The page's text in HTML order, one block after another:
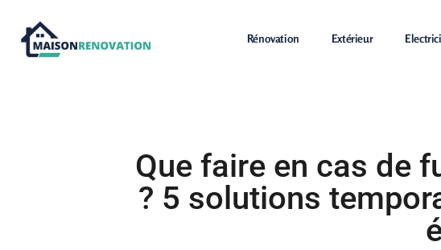
Rénovation Extérieur
Que faire en cas de
? 5 solutions